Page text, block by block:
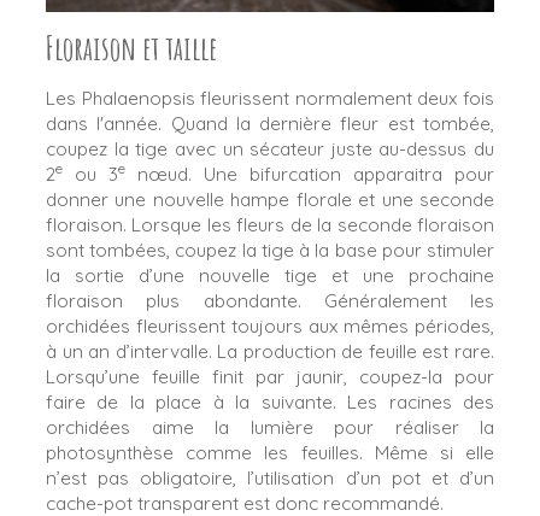
Floraison et taille
Les Phalaenopsis fleurissent normalement deux fois
dans l'année. Quand la dernière fleur est tombée,
coupez la tige avec un sécateur juste au-dessus du
2e ou 3e
nœud. Une bifurcation apparaitra pour
donner une nouvelle hampe florale et une seconde
floraison. Lorsque les fleurs de la seconde floraison
sont tombées, coupez la tige à la base pour stimuler
la sortie d’une nouvelle tige et une prochaine
floraison plus abondante. Généralement les
orchidées fleurissent toujours aux mêmes périodes,
à un an d’intervalle. La production de feuille est rare.
Lorsqu’une feuille finit par jaunir, coupez-la pour
faire de la place à la suivante. Les racines des
orchidées aime la lumière pour réaliser la
photosynthèse comme les feuilles. Même si elle
n’est pas obligatoire, l’utilisation d’un pot et d’un
cache-pot transparent est donc recommandé.